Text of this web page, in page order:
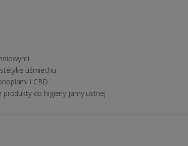
uśmiechu
i CBD
do higieny jamy ustnej